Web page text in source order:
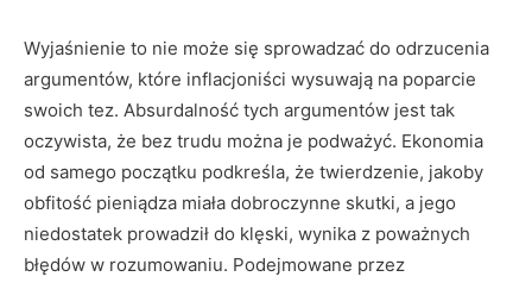
Wyjaśnienie to nie może się sprowadzać do odrzucenia
argumentów, które inflacjoniści wysuwają na poparcie
swoich tez. Absurdalność tych argumentów jest tak
oczywista, że bez trudu można je podważyć. Ekonomia
od samego początku podkreśla, że twierdzenie, jakoby
obfitość pieniądza miała dobroczynne skutki, a jego
niedostatek prowadził do klęski, wynika z poważnych
błędów w rozumowaniu. Podejmowane przez